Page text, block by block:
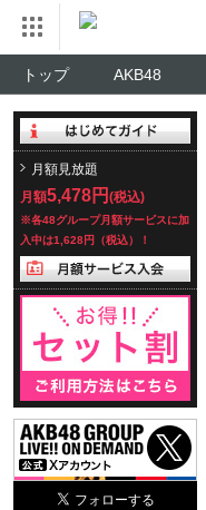
トップ AKB48
月額見放題
月額5,478円 (税込)
※各48グループ月額サービスに加
入中は1,628円（税込）！